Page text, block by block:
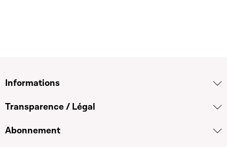
Informations
Transparence / Légal
Abonnement